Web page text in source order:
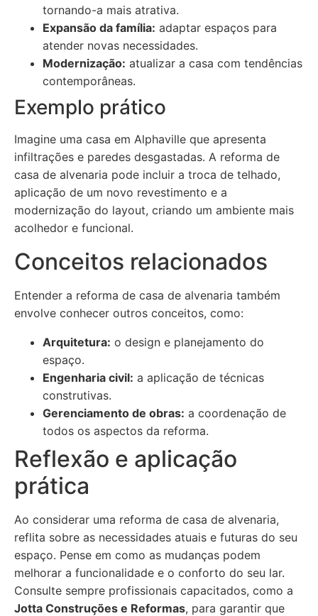
tornando-a mais atrativa.
Expansão da família: adaptar espaços para
atender novas necessidades.
Modernização: atualizar a casa com tendências
contemporâneas.
Exemplo prático
Imagine uma casa em Alphaville que apresenta
infiltrações e paredes desgastadas. A reforma de
casa de alvenaria pode incluir a troca de telhado,
aplicação de um novo revestimento e a
modernização do layout, criando um ambiente mais
acolhedor e funcional.
Conceitos relacionados
Entender a reforma de casa de alvenaria também
envolve conhecer outros conceitos, como:
Arquitetura: o design e planejamento do
espaço.
Engenharia civil: a aplicação de técnicas
construtivas.
Gerenciamento de obras: a coordenação de
todos os aspectos da reforma.
Reflexão e aplicação
prática
Ao considerar uma reforma de casa de alvenaria,
reflita sobre as necessidades atuais e futuras do seu
espaço. Pense em como as mudanças podem
melhorar a funcionalidade e o conforto do seu lar.
Consulte sempre profissionais capacitados, como a
Jotta Construções e Reformas, para garantir que